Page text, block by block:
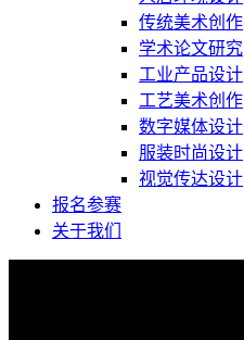
传统美术创作
学术论文研究
工业产品设计
工艺美术创作
数字媒体设计
服装时尚设计
视觉传达设计
报名参赛
关于我们